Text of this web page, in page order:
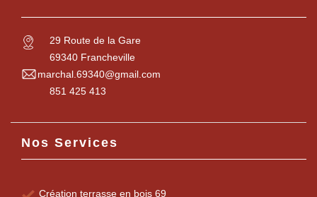
29 Route de la Gare
69340 Francheville
marchal.69340@gmail.com
851 425 413
Nos Services
Création terrasse en bois 69